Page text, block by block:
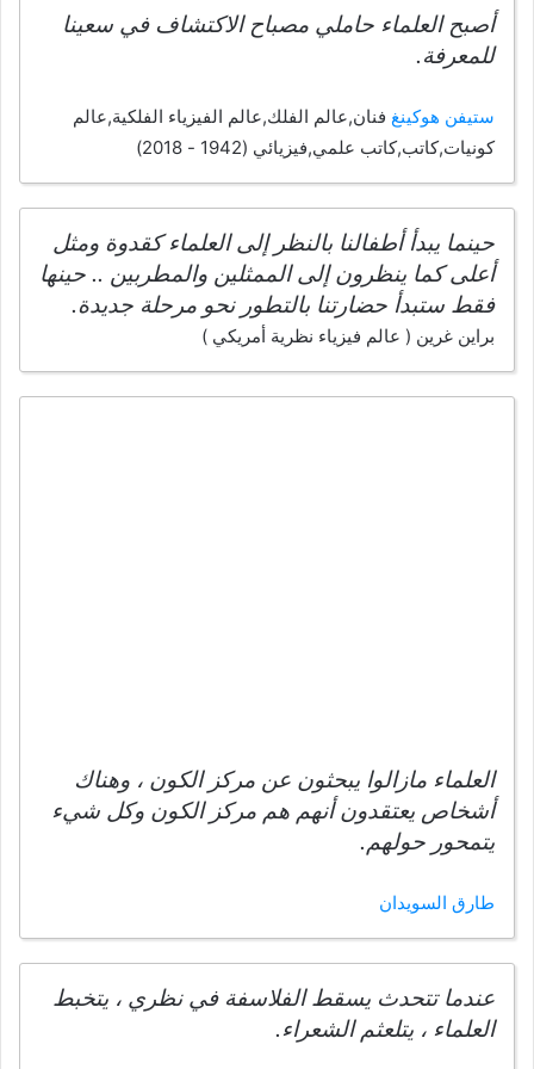
أصبح العلماء حاملي مصباح الاكتشاف في سعينا
للمعرفة.
ستيفن هوكينغ فنان,عالم الفلك,عالم الفيزياء الفلكية,عالم
كونيات,كاتب,كاتب علمي,فيزيائي (1942 - 2018)
حينما يبدأ أطفالنا بالنظر إلى العلماء كقدوة ومثل
أعلى كما ينظرون إلى الممثلين والمطربين .. حينها
فقط ستبدأ حضارتنا بالتطور نحو مرحلة جديدة.
براين غرين ( عالم فيزياء نظرية أمريكي )
العلماء مازالوا يبحثون عن مركز الكون ، وهناك
أشخاص يعتقدون أنهم هم مركز الكون وكل شيء
يتمحور حولهم.
طارق السويدان
عندما تتحدث يسقط الفلاسفة في نظري ، يتخبط
العلماء ، يتلعثم الشعراء.